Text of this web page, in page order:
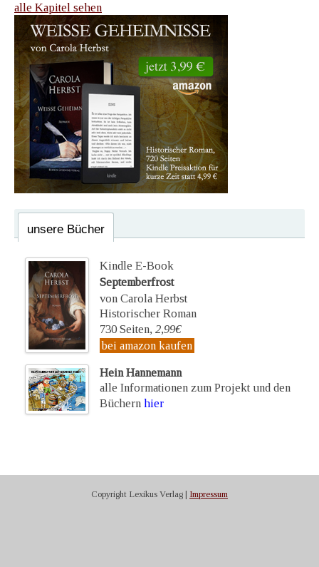
alle Kapitel sehen
unsere Bücher
Kindle E-Book
Septemberfrost
von Carola Herbst
Historischer Roman
730 Seiten, 2,99€
bei amazon kaufen
Hein Hannemann
alle Informationen zum Projekt und den
Büchern hier
Copyright Lexikus Verlag | Impressum